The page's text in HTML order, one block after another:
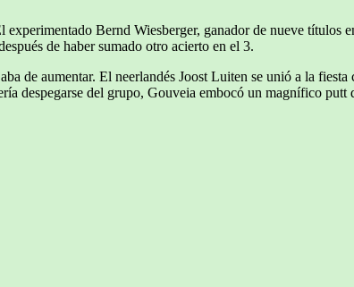
Bernd Wiesberger, ganador de nueve títulos
de haber sumado otro acierto en el 3.
de aumentar. El neerlandés Joost Luiten se unió a la
despegarse del grupo, Gouveia embocó un magnífico